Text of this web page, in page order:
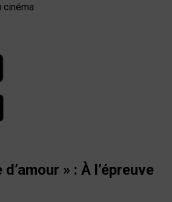
cinéma
» : À l’épreuve